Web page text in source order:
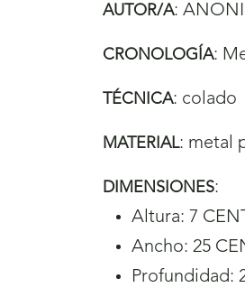
AUTOR/A:
CRONOLOGÍA:
TÉCNICA: colado
MATERIAL: metal
DIMENSIONES:
Altura: 7
Ancho: 25
Profundidad: